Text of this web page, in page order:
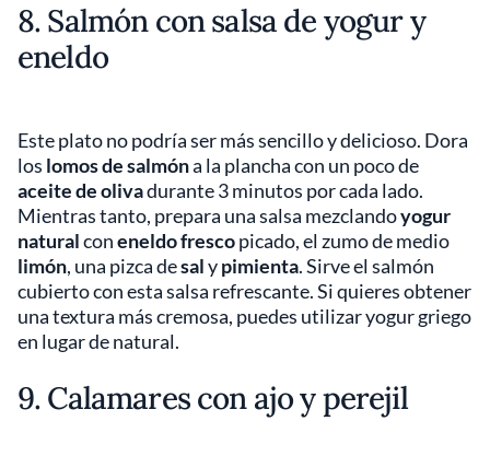
8. Salmón con salsa de yogur y
eneldo
Este plato no podría ser más sencillo y delicioso. Dora
los lomos de salmóna la plancha con un poco de
aceite de olivadurante 3 minutos por cada lado.
Mientras tanto, prepara una salsa mezclandoyogur
naturalconeneldo frescopicado, el zumo de medio
limón, una pizca desalypimienta. Sirve el salmón
cubierto con esta salsa refrescante. Si quieres obtener
una textura más cremosa, puedes utilizar yogur griego
en lugar de natural.
9. Calamares con ajo y perejil